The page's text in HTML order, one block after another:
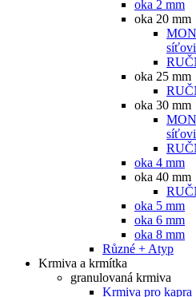
oka 2 mm
oka 20 mm
oka 25 mm
oka 30 mm
oka 4 mm
oka 40 mm
oka 5 mm
oka 6 mm
oka 8 mm
Různé + Atyp
Krmiva a krmítka
granulovaná krmiva
Krmiva pro kapra